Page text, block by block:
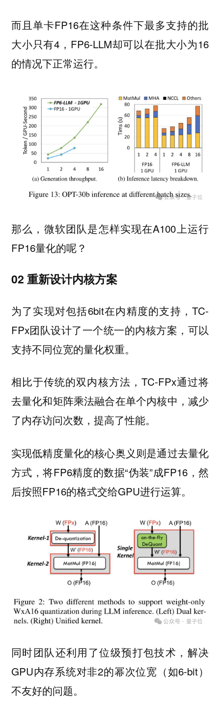
而且单卡FP16在这种条件下最多支持的批
大小只有4，FP6-LLM却可以在批大小为16
的情况下正常运行。
那么，微软团队是怎样实现在A100上运行
FP16量化的呢？
02 重新设计内核方案
为了实现对包括6bit在内精度的支持，TC-
FPx团队设计了一个统一的内核方案，可以
支持不同位宽的量化权重。
相比于传统的双内核方法，TC-FPx通过将
去量化和矩阵乘法融合在单个内核中，减少
了内存访问次数，提高了性能。
实现低精度量化的核心奥义则是通过去量化
方式，将FP6精度的数据“伪装”成FP16，然
后按照FP16的格式交给GPU进行运算。
同时团队还利用了位级预打包技术，解决
GPU内存系统对非2的幂次位宽（如6-bit）
不友好的问题。